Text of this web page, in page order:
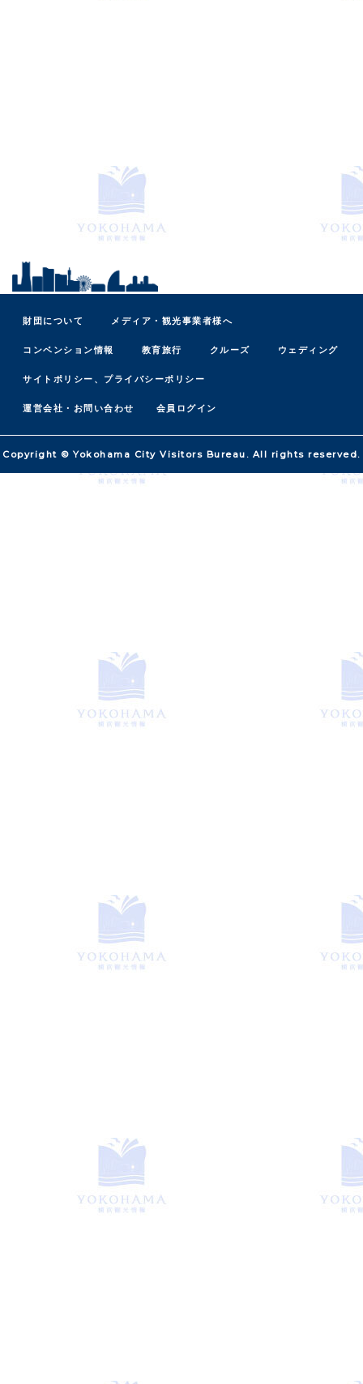
財団について メディア・観光事業者様へ
コンベンション情報 教育旅行 クルーズ ウェディング
サイトポリシー、プライバシーポリシー
運営会社・お問い合わせ 会員ログイン
Copyright © Yokohama City Visitors Bureau. All rights reserved.